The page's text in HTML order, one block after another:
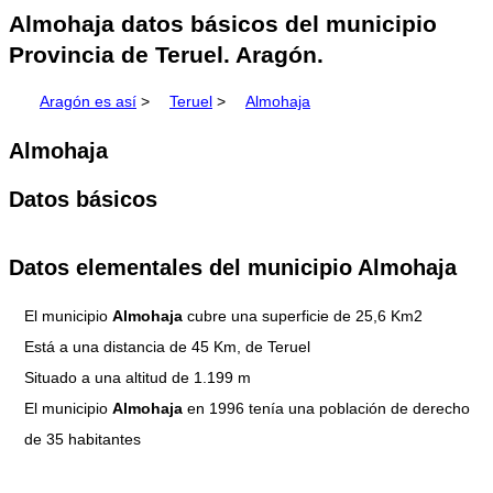
Almohaja datos básicos del municipio
Provincia de Teruel. Aragón.
Aragón es así > Teruel > Almohaja
Almohaja
Datos básicos
Datos elementales del municipio Almohaja
El municipio Almohaja cubre una superficie de 25,6 Km2
Está a una distancia de 45 Km, de Teruel
Situado a una altitud de 1.199 m
El municipio Almohaja en 1996 tenía una población de derecho
de 35 habitantes